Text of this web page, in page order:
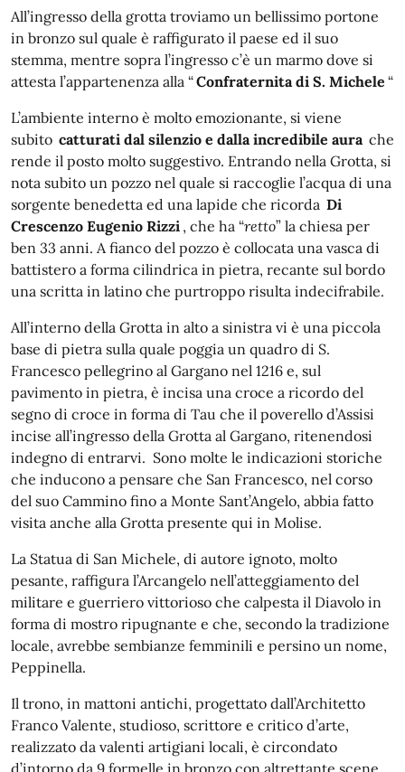
All’ingresso della grotta troviamo un bellissimo portone
in bronzo sul quale è raffigurato il paese ed il suo
stemma, mentre sopra l’ingresso c’è un marmo dove si
attesta l’appartenenza alla “Confraternita di S. Michele “
L’ambiente interno è molto emozionante, si viene
subito catturati dal silenzio e dalla incredibile aura che
rende il posto molto suggestivo. Entrando nella Grotta, si
nota subito un pozzo nel quale si raccoglie l’acqua di una
sorgente benedetta ed una lapide che ricorda Di
Crescenzo Eugenio Rizzi , che ha “retto” la chiesa per
ben 33 anni. A fianco del pozzo è collocata una vasca di
battistero a forma cilindrica in pietra, recante sul bordo
una scritta in latino che purtroppo risulta indecifrabile.
All’interno della Grotta in alto a sinistra vi è una piccola
base di pietra sulla quale poggia un quadro di S.
Francesco pellegrino al Gargano nel 1216 e, sul
pavimento in pietra, è incisa una croce a ricordo del
segno di croce in forma di Tau che il poverello d’Assisi
incise all’ingresso della Grotta al Gargano, ritenendosi
indegno di entrarvi. Sono molte le indicazioni storiche
che inducono a pensare che San Francesco, nel corso
del suo Cammino fino a Monte Sant’Angelo, abbia fatto
visita anche alla Grotta presente qui in Molise.
La Statua di San Michele, di autore ignoto, molto
pesante, raffigura l’Arcangelo nell’atteggiamento del
militare e guerriero vittorioso che calpesta il Diavolo in
forma di mostro ripugnante e che, secondo la tradizione
locale, avrebbe sembianze femminili e persino un nome,
Peppinella.
Il trono, in mattoni antichi, progettato dall’Architetto
Franco Valente, studioso, scrittore e critico d’arte,
realizzato da valenti artigiani locali, è circondato
d’intorno da 9 formelle in bronzo con altrettante scene